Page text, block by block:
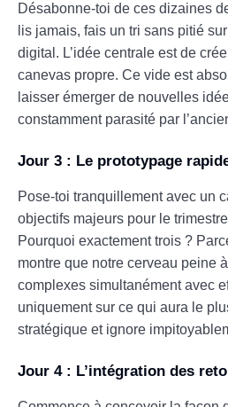
Désabonne-toi de ces dizaines
lis jamais, fais un tri sans pitié
digital. L’idée centrale est de
canevas propre. Ce vide est
laisser émerger de nouvelles
constamment parasité par
Jour 3 : Le prototypage
Pose-toi tranquillement avec un
objectifs majeurs pour le
Pourquoi exactement trois ?
montre que notre cerveau peine
complexes simultanément avec
uniquement sur ce qui aura le
stratégique et ignore
Jour 4 : L’intégration des